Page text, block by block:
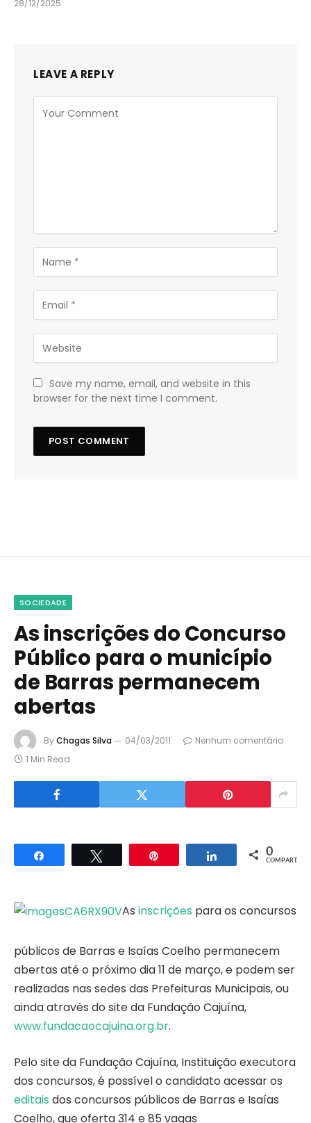
28/12/2025
LEAVE A REPLY
Save my name, email, and website in this
browser for the next time I comment.
SOCIEDADE
As inscrições do Concurso
Público para o município
de Barras permanecem
abertas
ByChagas Silva 04/03/2011
Nenhum comentário
1 Min Read
Compartilhar Compartilhar
0
COMPART.
As inscrições para os concursos
públicos de Barras e Isaías Coelho permanecem
abertas até o próximo dia 11 de março, e podem ser
realizadas nas sedes das Prefeituras Municipais, ou
ainda através do site da Fundação Cajuína,
www.fundacaocajuina.org.br.
Pelo site da Fundação Cajuína, Instituição executora
dos concursos, é possível o candidato acessar os
editais dos concursos públicos de Barras e Isaías
Coelho, que oferta 314 e 85 vagas